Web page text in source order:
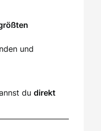
und
du direkt